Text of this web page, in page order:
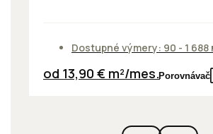
Dostupné výmery: 90 - 1 688
od 13,90 € m²/mes.Porovnávač